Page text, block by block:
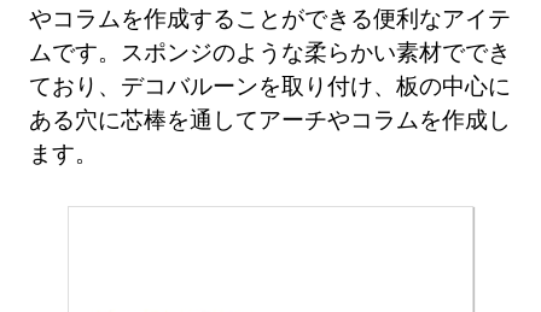
やコラムを作成することができる便利なアイテ
ムです。スポンジのような柔らかい素材ででき
ており、デコバルーンを取り付け、板の中心に
ある穴に芯棒を通してアーチやコラムを作成し
ます。